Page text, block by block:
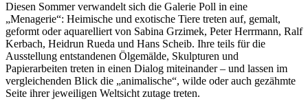
Diesen Sommer verwandelt sich die Galerie Poll in eine
„Menagerie“: Heimische und exotische Tiere treten auf, gemalt,
geformt oder aquarelliert von Sabina Grzimek, Peter Herrmann, Ralf
Kerbach, Heidrun Rueda und Hans Scheib. Ihre teils für die
Ausstellung entstandenen Ölgemälde, Skulpturen und
Papierarbeiten treten in einen Dialog miteinander – und lassen im
vergleichenden Blick die „animalische“, wilde oder auch gezähmte
Seite ihrer jeweiligen Weltsicht zutage treten.